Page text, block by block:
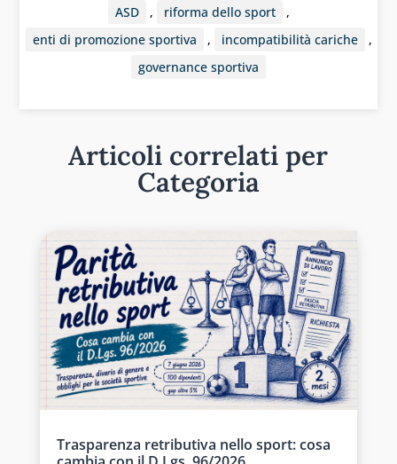
ASD , riforma dello sport
,
enti di promozione sportiva
, incompatibilità cariche
,
governance sportiva
Articoli correlati per
Categoria
Trasparenza retributiva nello sport: cosa